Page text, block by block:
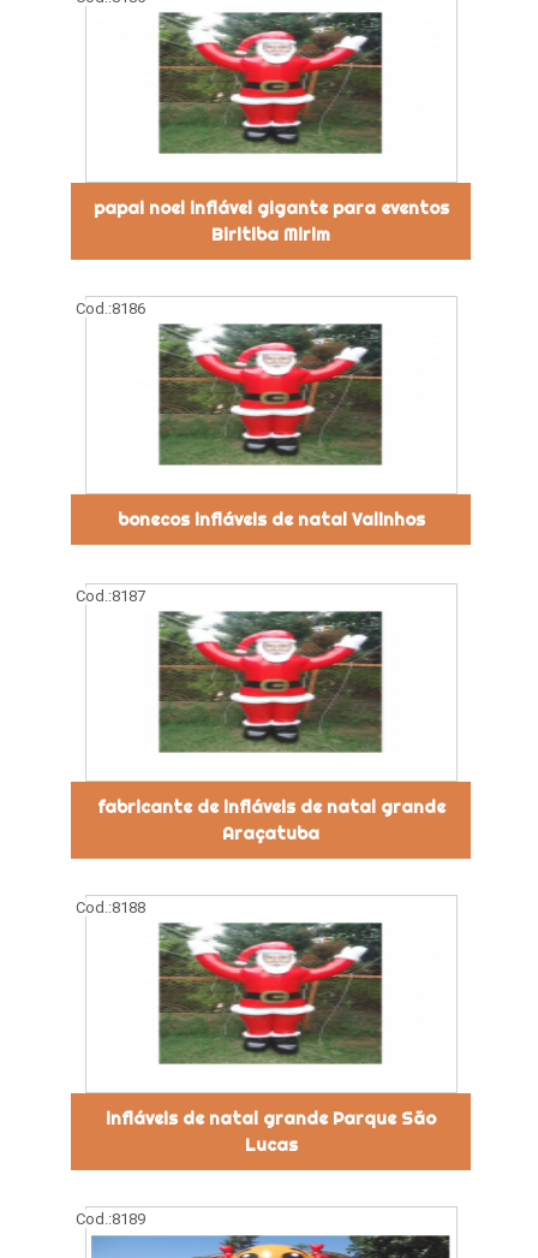
papai noel inflável gigante para eventos
Biritiba Mirim
Cod.:8186
bonecos infláveis de natal Valinhos
Cod.:8187
fabricante de infláveis de natal grande
Araçatuba
Cod.:8188
infláveis de natal grande Parque São
Lucas
Cod.:8189